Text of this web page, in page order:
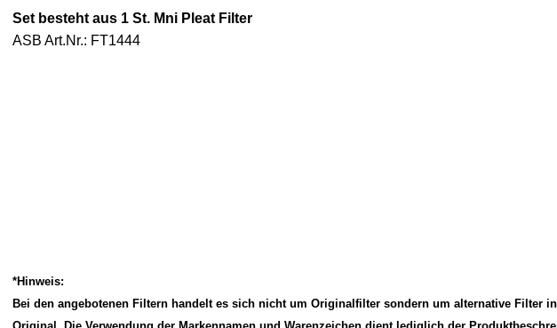
Set besteht aus 1 St. Mni Pleat Filter
ASB Art.Nr.: FT1444
*Hinweis:
Bei den angebotenen Filtern handelt es sich nicht um Originalfilter sondern um alternative Filter